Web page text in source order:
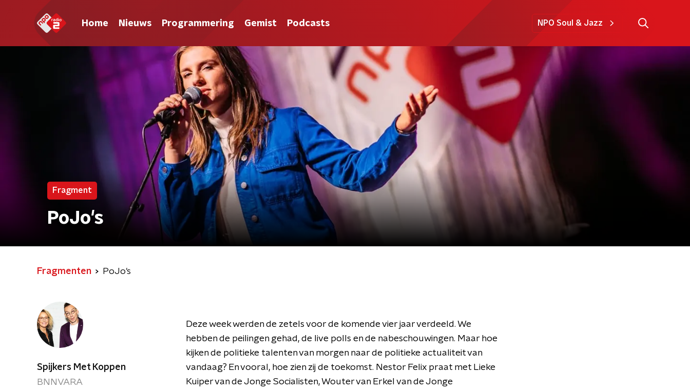
Home Nieuws Programmering Gemist Podcasts NPO Soul & Jazz
Fragment
PoJo's
Fragmenten PoJo's
Spijkers Met Koppen
BNNVARA
Deze week werden de zetels voor de komende vier jaar verdeeld. We
hebben de peilingen gehad, de live polls en de nabeschouwingen. Maar hoe
kijken de politieke talenten van morgen naar de politieke actualiteit van
vandaag? En vooral, hoe zien zij de toekomst. Nestor Felix praat met Lieke
Kuiper van de Jonge Socialisten, Wouter van Erkel van de Jonge